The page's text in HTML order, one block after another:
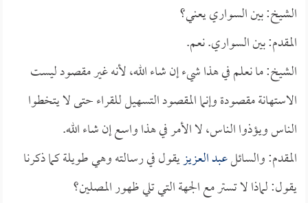
الشيخ: بين السواري يعني؟
المقدم: بين السواري. نعم.
الشيخ: ما نعلم في هذا شيء إن شاء الله، لأنه غير مقصود ليست
الاستهانة مقصودة وإنما المقصود التسهيل للقراء حتى لا يتخطوا
الناس ويؤذوا الناس، لا الأمر في هذا واسع إن شاء الله.
المقدم: والسائلعبد العزيزيقول في رسالته وهي طويلة كما ذكرنا
يقول: لماذا لا تستر مع الجهة التي تلي ظهور المصلين؟